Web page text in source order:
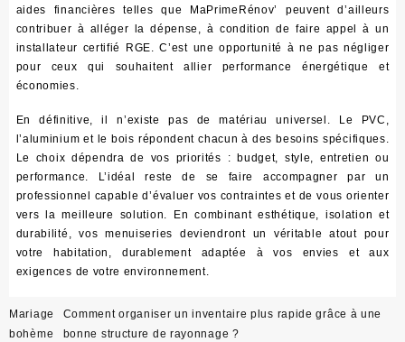
aides financières telles que MaPrimeRénov’ peuvent d’ailleurs
contribuer à alléger la dépense, à condition de faire appel à un
installateur certifié RGE. C’est une opportunité à ne pas négliger
pour ceux qui souhaitent allier performance énergétique et
économies.
En définitive, il n’existe pas de matériau universel. Le PVC,
l’aluminium et le bois répondent chacun à des besoins spécifiques.
Le choix dépendra de vos priorités : budget, style, entretien ou
performance. L’idéal reste de se faire accompagner par un
professionnel capable d’évaluer vos contraintes et de vous orienter
vers la meilleure solution . En combinant esthétique, isolation et
durabilité, vos menuiseries deviendront un véritable atout pour
votre habitation, durablement adaptée à vos envies et aux
exigences de votre environnement.
Navigation
de
Mariage
bohème
Comment organiser un inventaire plus rapide grâce à une
bonne structure de rayonnage ?